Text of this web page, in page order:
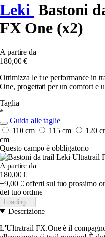
Leki Bastoni
FX One (x2)
A partire da
180,00 €
Ottimizza le tue performance in
One, progettati per un comfort e
Taglia
*
Guida alle taglie
110 cm
115 cm 120
cm
Questo campo è obbligatorio
A partire da
180,00 €
+9,00 € offerti sul tuo prossimo
del tuo ordine
Loading...
Descrizione
L'Ultratrail FX.One è il